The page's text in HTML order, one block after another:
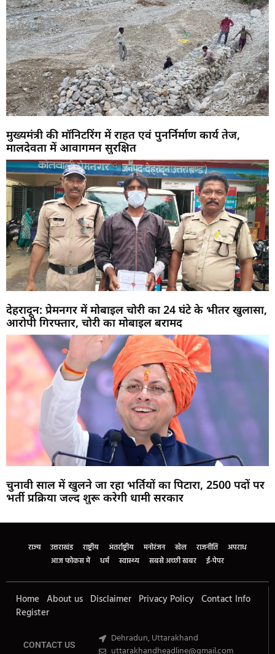
मुख्यमंत्री की मॉनिटरिंग में राहत एवं पुनर्निर्माण कार्य तेज,
मालदेवता में आवागमन सुरक्षित
देहरादून: प्रेमनगर में मोबाइल चोरी का 24 घंटे के भीतर खुलासा,
आरोपी गिरफ्तार, चोरी का मोबाइल बरामद
चुनावी साल में खुलने जा रहा भर्तियों का पिटारा, 2500 पदों पर
भर्ती प्रक्रिया जल्द शुरू करेगी धामी सरकार
राज्य उत्तराखंड राष्ट्रीय अंतर्राष्ट्रीय मनोरंजन खेल राजनीति
अपराध
आज फोकस में
धर्म स्वास्थ्य सबसे अच्छी खबर ई-पेपर
Home About us Disclaimer Privacy Policy Contact Info
Register
CONTACT US
Dehradun, Uttarakhand